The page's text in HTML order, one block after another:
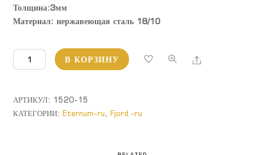
Толщина:3мм
Материал: нержавеющая сталь 18/10
Количество
товара
Ложка
десертная
В КОРЗИНУ Share
АРТИКУЛ: 1520-15
КАТЕГОРИИ:Eternum-ru,Fjord.-ru